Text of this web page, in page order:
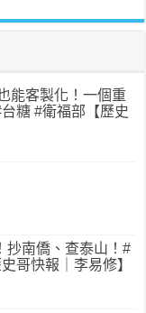
能客製化！一個重
糖 #衛福部【歷史
抄南僑、查泰山！#
哥快報｜李易修】